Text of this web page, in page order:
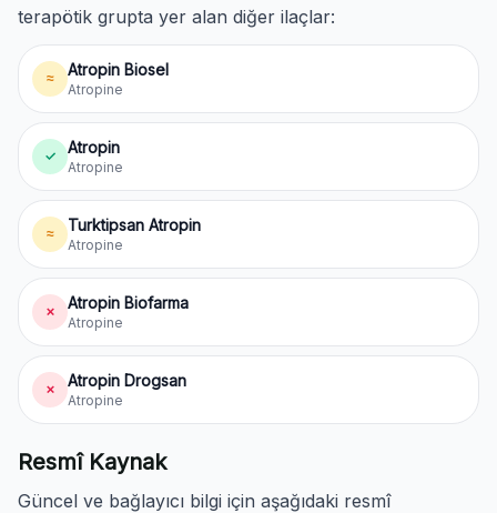
terapötik grupta yer alan diğer ilaçlar:
≈ Atropin Biosel
Atropine
✓ Atropin
Atropine
≈ Turktipsan Atropin
Atropine
✗ Atropin Biofarma
Atropine
✗ Atropin Drogsan
Atropine
Resmî Kaynak
Güncel ve bağlayıcı bilgi için aşağıdaki resmî